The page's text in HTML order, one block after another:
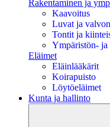
Rakentaminen ja
Kaavoitus
Luvat ja
Tontit ja
Ympäristön- ja
Eläimet
Eläinlääkärit
Koirapuisto
Löytöeläimet
Kunta ja hallinto